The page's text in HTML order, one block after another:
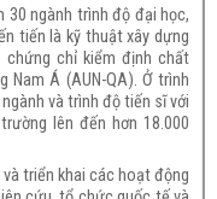
30 ngành trình độ đại học,
tiến là kỹ thuật xây dựng
chỉ kiểm định chất
Nam Á (AUN-QA). Ở trình
và trình độ tiến sĩ với
lên đến hơn 18.000
triển khai các hoạt động